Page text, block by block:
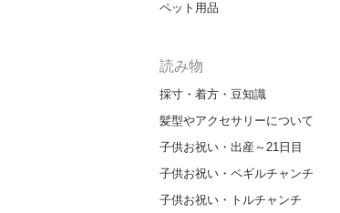
ペット用品
読み物
採寸・着方・豆知識
髪型やアクセサリーについて
子供お祝い・出産～21日目
子供お祝い・ペギルチャンチ
子供お祝い・トルチャンチ